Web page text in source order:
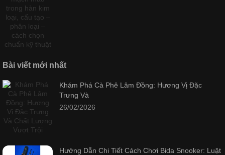
Bài viết mới nhất
Khám Phá Cà Phê Lâm Đồng: Hương Vị Đặc
Trưng Và
26/02/2026
Hướng Dẫn Chi Tiết Cách Chơi Bida Snooker: Luật